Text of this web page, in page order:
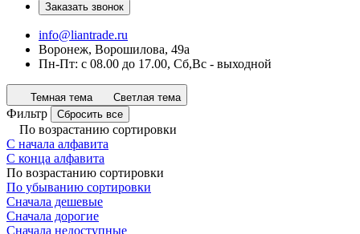
Заказать звонок
info@liantrade.ru
Воронеж, Ворошилова, 49а
Пн-Пт: c 08.00 до 17.00, Cб,Вс - выходной
Темная тема Светлая тема
Фильтр Сбросить все
По возрастанию сортировки
С начала алфавита
С конца алфавита
По возрастанию сортировки
По убыванию сортировки
Сначала дешевые
Сначала дорогие
Сначала недоступные